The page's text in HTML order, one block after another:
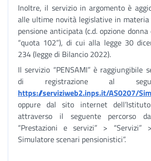
Inoltre, il servizio in argomento è
alle ultime novità legislative in materia
pensione anticipata (c.d. opzione donna
“quota 102”), di cui alla legge 30
234 (legge di Bilancio 2022).
Il servizio “PENSAMI” è raggiungibile
di registrazione al
https://serviziweb2.inps.it/AS0207/
oppure dal sito internet
attraverso il seguente percorso
“Prestazioni e servizi” > “Servizi”
Simulatore scenari pensionistici”.